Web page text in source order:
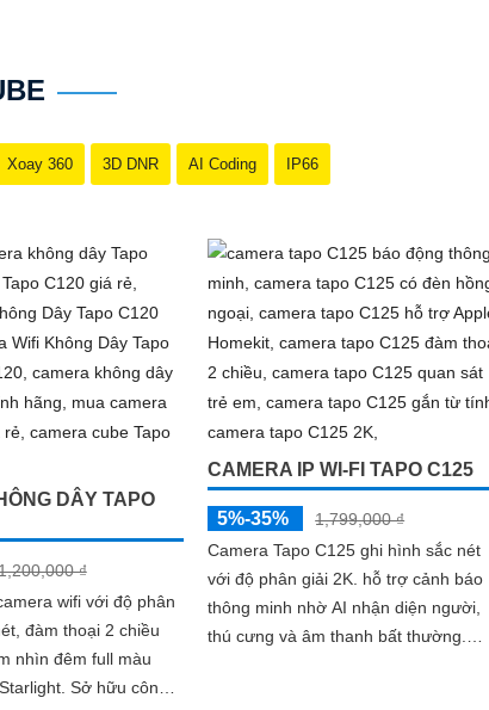
ngoại.
Xoay 360 3D DNR AI Coding IP66
DÂY TAPO
₫
wifi với độ phân
đàm thoại 2 chiều
nhìn đêm full màu
hữu công
CAMERA IP WI-FI TAPO C125
5%-35%
1,799,000 ₫
Camera Tapo C125 ghi hình sắc nét
với độ phân giải 2K. hỗ trợ cảnh báo
thông minh nhờ AI nhận diện người,
thú cưng và âm thanh bất thường.